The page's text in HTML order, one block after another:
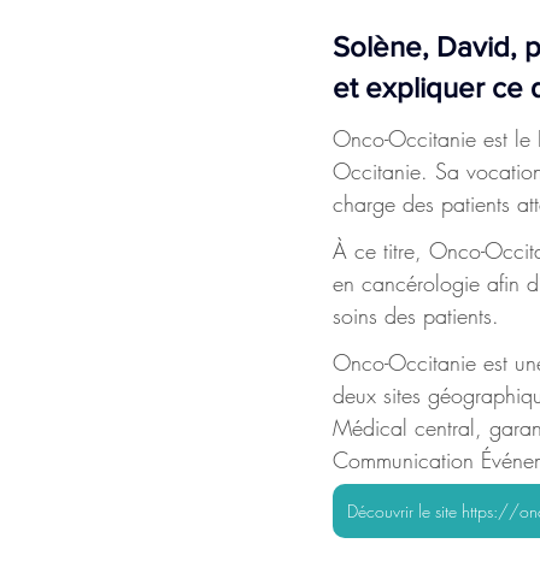
Solène, David,
et expliquer ce
Onco-Occitanie est le
Occitanie. Sa
charge des patients
À ce titre, Onco-
en cancérologie afin
soins des patients.
Onco-Occitanie est
deux sites
Médical central,
Communication
Découvrir le site https://